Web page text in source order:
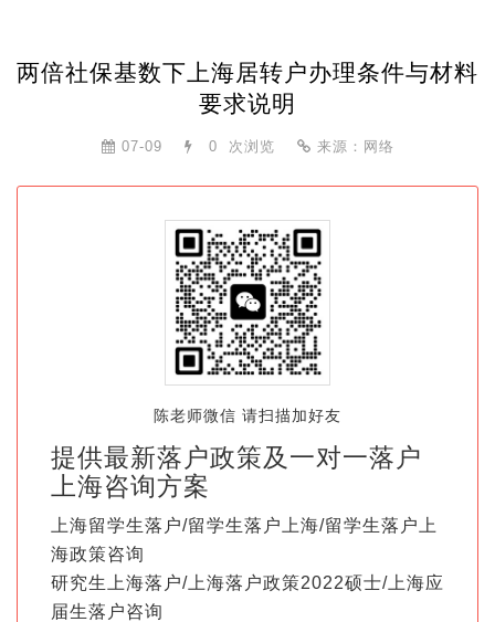
两倍社保基数下上海居转户办理条件与材料
要求说明
07-09 0 次浏览 来源：网络
陈老师微信 请扫描加好友
提供最新落户政策及一对一落户
上海咨询方案
上海留学生落户/留学生落户上海/留学生落户上
海政策咨询
研究生上海落户/上海落户政策2022硕士/上海应
届生落户咨询